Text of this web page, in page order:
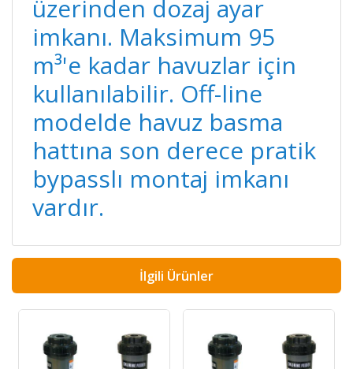
üzerinden dozaj ayar
imkanı. Maksimum 95
m³'e kadar havuzlar için
kullanılabilir. Off-line
modelde havuz basma
hattına son derece pratik
bypasslı montaj imkanı
vardır.
İlgili Ürünler